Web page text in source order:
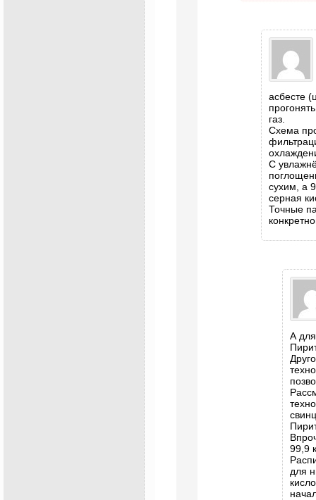
асбесте
газ.
Схема
С
сухим, а
серная
Точные
А
99,9
для